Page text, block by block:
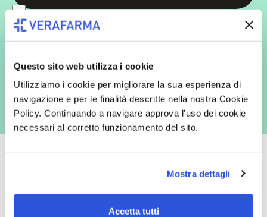
Questo sito web utilizza i cookie
Utilizziamo i cookie per migliorare la sua esperienza di
navigazione e per le finalità descritte nella nostra Cookie
Policy. Continuando a navigare approva l'uso dei cookie
necessari al corretto funzionamento del sito.
Mostra dettagli
Accetta tutti
redatta ai sensi del Regolamento EU 2016/679, acconsento
espressamente al trattamento dei miei dati personali per finalità
commerciali da parte di Verafarma, tra cui invio di comunicazioni
con inviti e comunicazioni commerciali - e modalità tradizionali, quali ad
es. posta cartacea)
Oltre 50.000 prodotti Spedizione gratuita